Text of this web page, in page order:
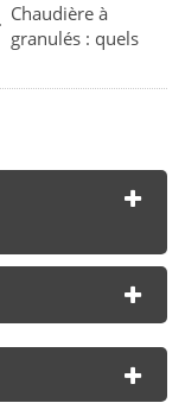
Chaudière à
granulés : quels